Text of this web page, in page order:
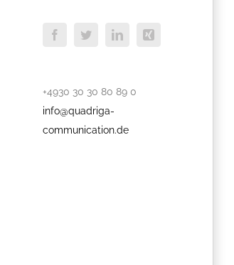
FacebookTwitterLinkedInXing
+4930 30 30 80 89 0
info@quadriga-
communication.de